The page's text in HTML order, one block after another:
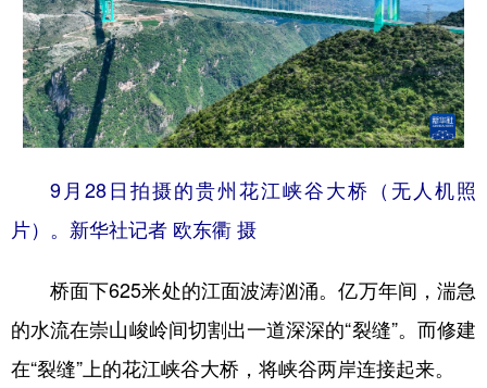
广东 广西 海南 重庆
四川 贵州 云南 西藏
陕西 甘肃 青海 宁夏
新疆 内蒙古 黑龙江
多语种频道
English Español Français عربى
Русский язык 日本語 한국어
Deutsch Português
9月28日拍摄的贵州花江峡谷大桥（无人机照
片）。新华社记者 欧东衢 摄
桥面下625米处的江面波涛汹涌。亿万年间，湍急
的水流在崇山峻岭间切割出一道深深的“裂缝”。而修建
在“裂缝”上的花江峡谷大桥，将峡谷两岸连接起来。